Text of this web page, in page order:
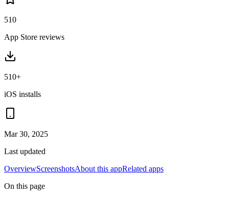
510
App Store reviews
510+
iOS installs
Mar 30, 2025
Last updated
OverviewScreenshotsAbout this appRelated apps
On this page